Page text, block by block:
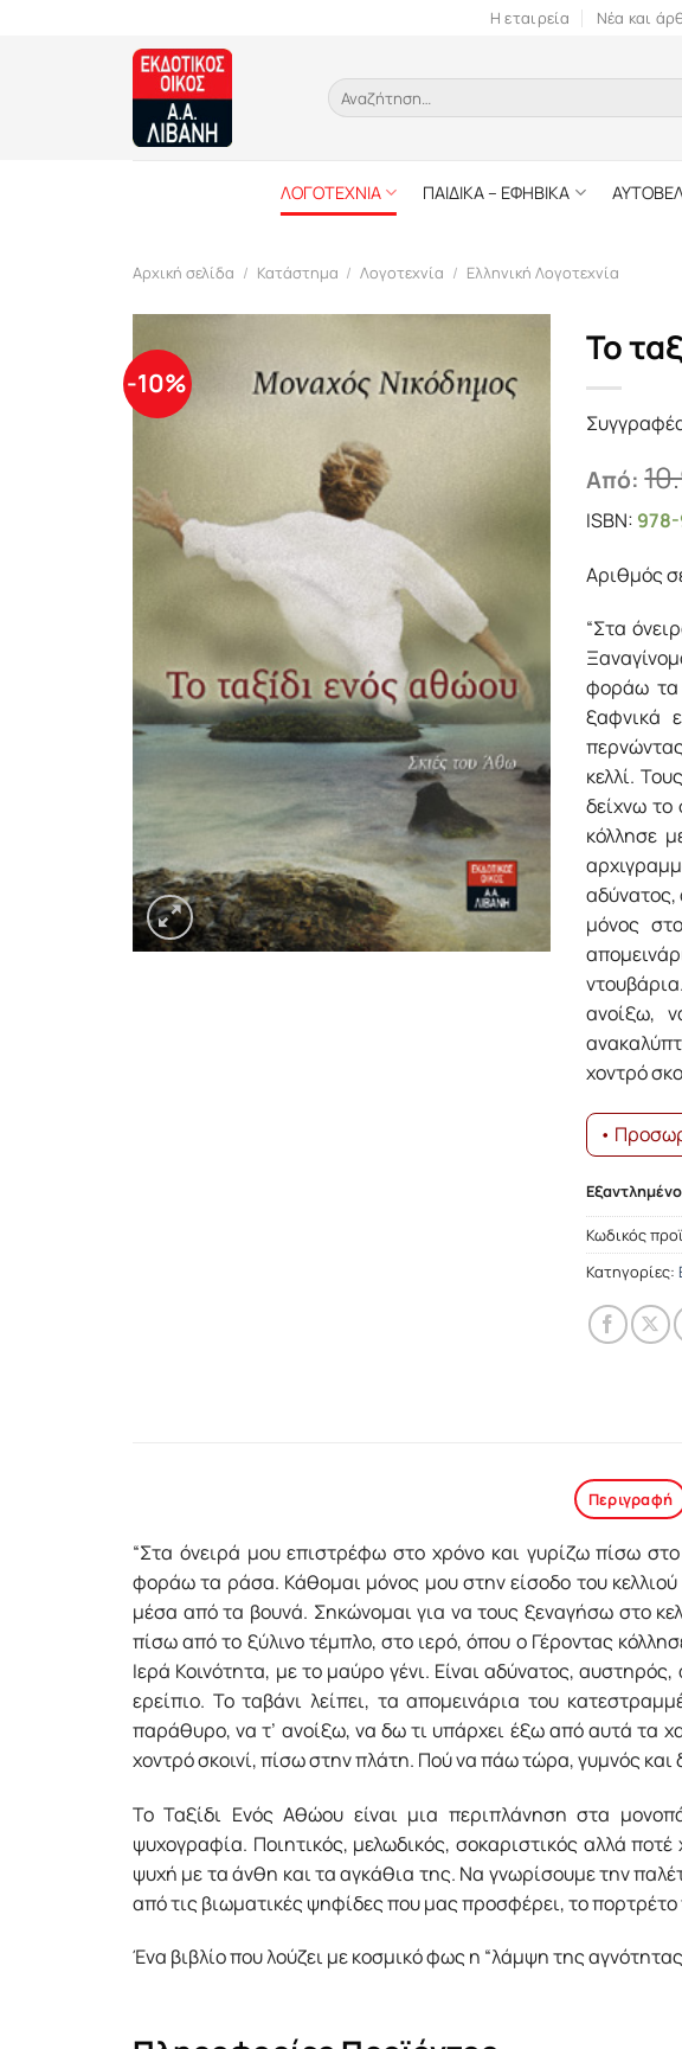
Η εταιρεία Νέα και
Αναζήτηση
για:
ΛΟΓΟΤΕΧΝΙΑ ΠΑΙΔΙΚΑ – ΕΦΗΒΙΚΑ
Αρχική σελίδα / Κατάστημα / Λογοτεχνία / Ελληνική Λογοτεχνία
-10%
Το
Από:
ISBN:
Αριθμός
“Στα
φοράω τα
ξαφνικά
κελλί.
δείχνω το
κόλλησε
αδύνατος,
μόνος
ανοίξω,
χοντρό
•
Εξαντλημένο
Κωδικός
Κατηγορίες:
Περιγραφή
“Στα όνειρά μου επιστρέφω στο χρόνο και γυρίζω πίσω
φοράω τα ράσα. Κάθομαι μόνος μου στην είσοδο του
μέσα από τα βουνά. Σηκώνομαι για να τους ξεναγήσω στο
πίσω από το ξύλινο τέμπλο, στο ιερό, όπου ο Γέροντας
Ιερά Κοινότητα, με το μαύρο γένι. Είναι αδύνατος,
ερείπιο. Το ταβάνι λείπει, τα απομεινάρια του
παράθυρο, να τ’ ανοίξω, να δω τι υπάρχει έξω από αυτά τα
χοντρό σκοινί, πίσω στην πλάτη. Πού να πάω τώρα, γυμνός και
Το Ταξίδι Ενός Αθώου είναι μια περιπλάνηση στα
ψυχογραφία. Ποιητικός, μελωδικός, σοκαριστικός αλλά
ψυχή με τα άνθη και τα αγκάθια της. Να γνωρίσουμε την
από τις βιωματικές ψηφίδες που μας προσφέρει, το πορτρέτο
Ένα βιβλίο που λούζει με κοσμικό φως η “λάμψη της